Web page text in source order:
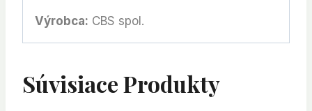
Výrobca: CBS spol.
Súvisiace Produkty